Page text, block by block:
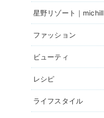
星野リゾート｜michill
ファッション
ビューティ
レシピ
ライフスタイル